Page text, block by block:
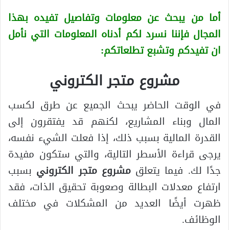
أما من يبحث عن معلومات وتفاصيل تفيده بهذا
المجال فإننا نسرد لكم أدناه المعلومات التي نأمل
ان تفيدكم وتشبع تطلعاتكم:
مشروع متجر الكتروني
في الوقت الحاضر يبحث الجميع عن طرق لكسب
المال وبناء المشاريع، لكنهم قد يفتقرون إلى
القدرة المالية بسبب ذلك، إذا فعلت الشيء نفسه،
يرجى قراءة الأسطر التالية، والتي ستكون مفيدة
جدًا لك. فيما يتعلقمشروع متجر الكتروني بسبب
ارتفاع معدلات البطالة وصعوبة تحقيق الذات، فقد
ظهرت أيضًا العديد من المشكلات في مختلف
الوظائف.